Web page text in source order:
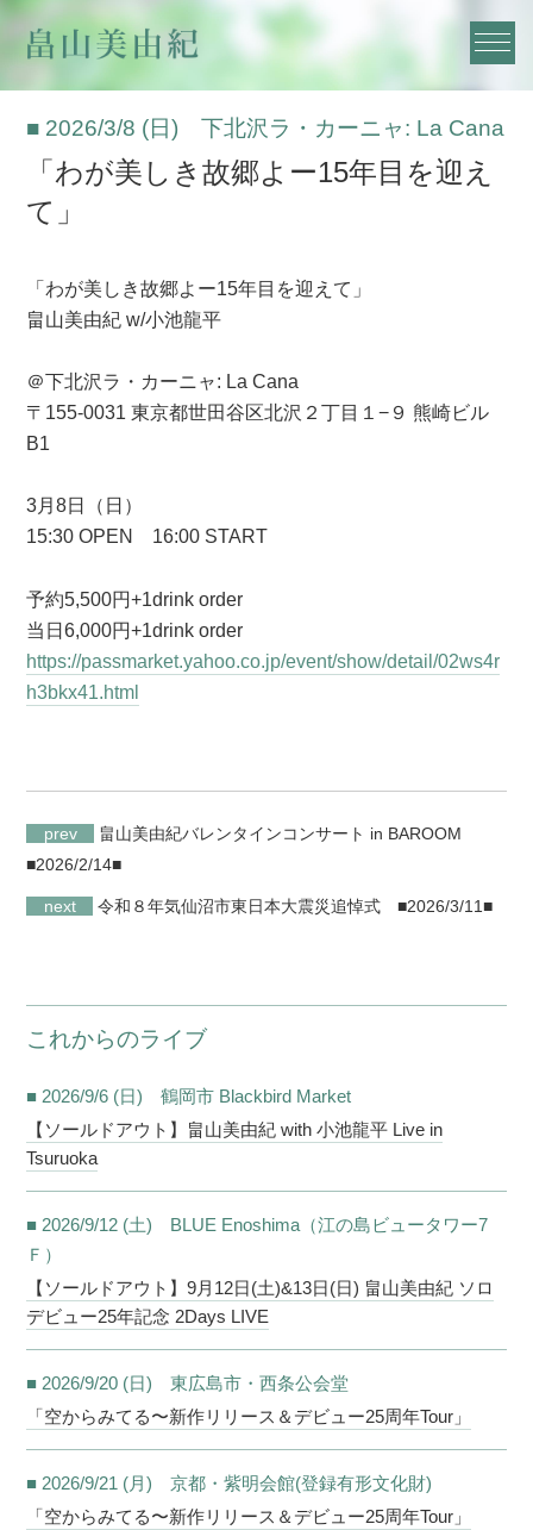
■ 2026/3/8 (日) 下北沢ラ・カーニャ: La Cana
「わが美しき故郷よー15年目を迎え
て」
「わが美しき故郷よー15年目を迎えて」
畠山美由紀 w/小池龍平
＠下北沢ラ・カーニャ: La Cana
〒155-0031 東京都世田谷区北沢２丁目１−９ 熊崎ビル
B1
3月8日（日）
15:30 OPEN 16:00 START
予約5,500円+1drink order
当日6,000円+1drink order
https://passmarket.yahoo.co.jp/event/show/detail/02ws4r
h3bkx41.html
prev
畠山美由紀バレンタインコンサート in BAROOM
■2026/2/14■
next 令和８年気仙沼市東日本大震災追悼式■2026/3/11■
これからのライブ
■ 2026/9/6 (日) 鶴岡市 Blackbird Market
【ソールドアウト】畠山美由紀 with 小池龍平 Live in
Tsuruoka
■ 2026/9/12 (土) BLUE Enoshima（江の島ビュータワー7
Ｆ）
【ソールドアウト】9月12日(土)&13日(日) 畠山美由紀 ソロ
デビュー25年記念 2Days LIVE
■ 2026/9/20 (日) 東広島市・西条公会堂
「空からみてる〜新作リリース＆デビュー25周年Tour」
■ 2026/9/21 (月) 京都・紫明会館(登録有形文化財)
「空からみてる〜新作リリース＆デビュー25周年Tour」